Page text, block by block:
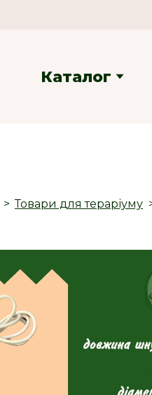
Каталог
Товари для тераріуму